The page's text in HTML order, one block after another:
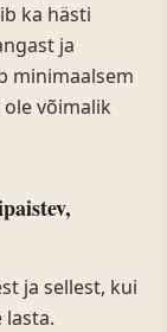
ka hästi
ja
minimaalsem
võimalik
ja sellest, kui